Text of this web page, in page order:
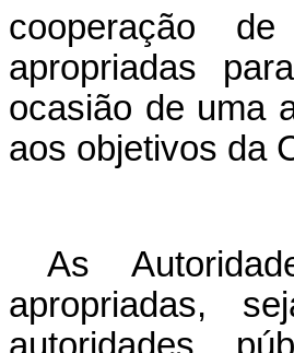
cooperação
apropriadas
ocasião de uma
aos objetivos da
As
apropriadas,